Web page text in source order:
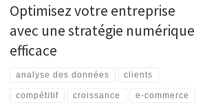
Optimisez votre entreprise
avec une stratégie numérique
efficace
analyse des données clients
compétitif croissance e-commerce